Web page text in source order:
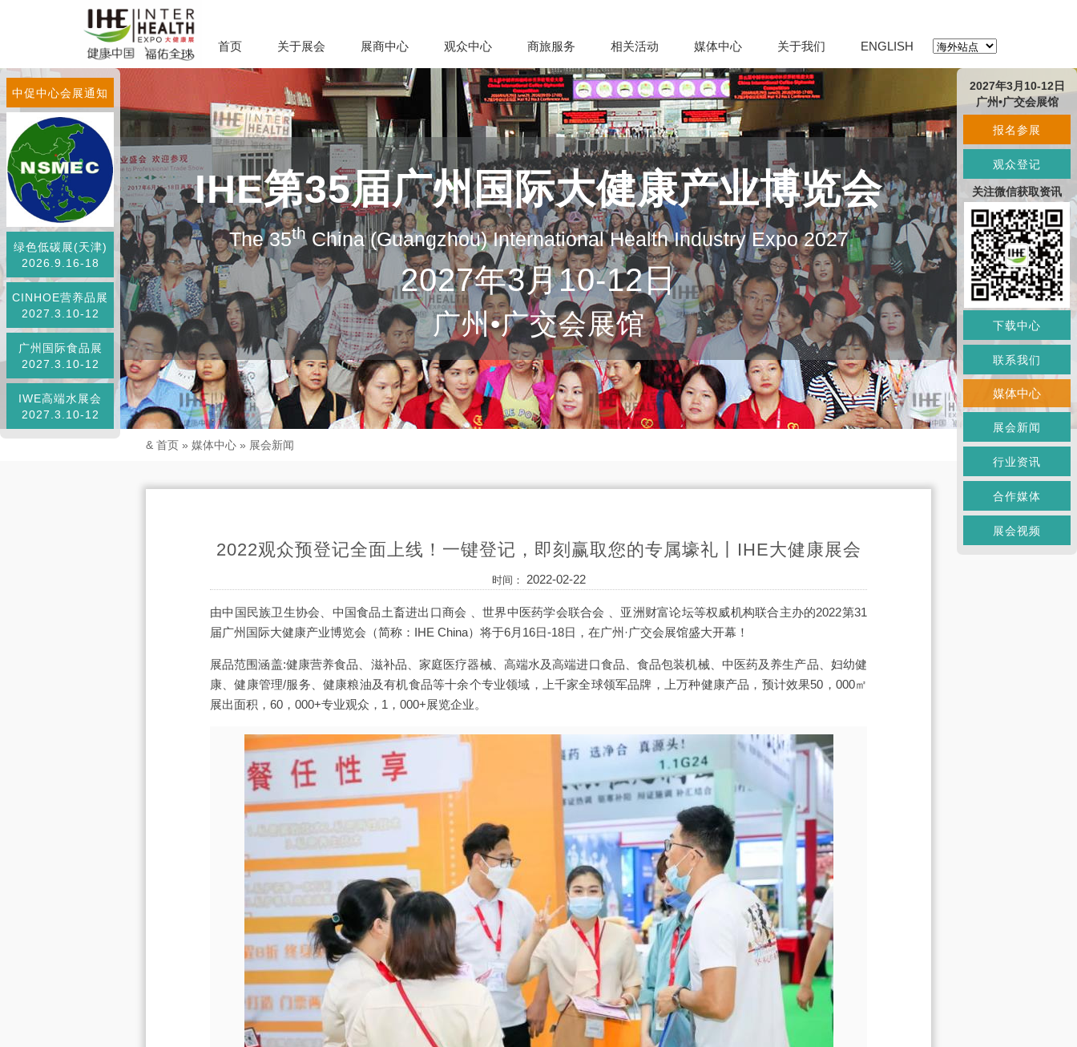
首页 关于展会 展商中心 观众中心 商旅服务 相关活动 媒体中心 关于我们 ENGLISH
IHE第35届广州国际大健康产业博览会
The 35thChina (Guangzhou) International Health Industry Expo 2027
2027年3月10-12日
广州•广交会展馆
中促中心会展通知
绿色低碳展(天津)
2026.9.16-18
CINHOE营养品展
2027.3.10-12
广州国际食品展
2027.3.10-12
IWE高端水展会
2027.3.10-12
& 首页 » 媒体中心 » 展会新闻
2022观众预登记全面上线！一键登记，即刻赢取您的专属壕礼丨IHE大健康展会
时间： 2022-02-22
由中国民族卫生协会、中国食品土畜进出口商会 、世界中医药学会联合会 、亚洲财富论坛等权威机构联合主办的2022第31
届广州国际大健康产业博览会（简称：IHE China）将于6月16日-18日，在广州·广交会展馆盛大开幕！
展品范围涵盖:健康营养食品、滋补品、家庭医疗器械、高端水及高端进口食品、食品包装机械、中医药及养生产品、妇幼健
康、健康管理/服务、健康粮油及有机食品等十余个专业领域，上千家全球领军品牌，上万种健康产品，预计效果50，000㎡
展出面积，60，000+专业观众，1，000+展览企业。
2027年3月10-12日
广州•广交会展馆
报名参展
观众登记
关注微信获取资讯
下载中心
联系我们
媒体中心
展会新闻
行业资讯
合作媒体
展会视频